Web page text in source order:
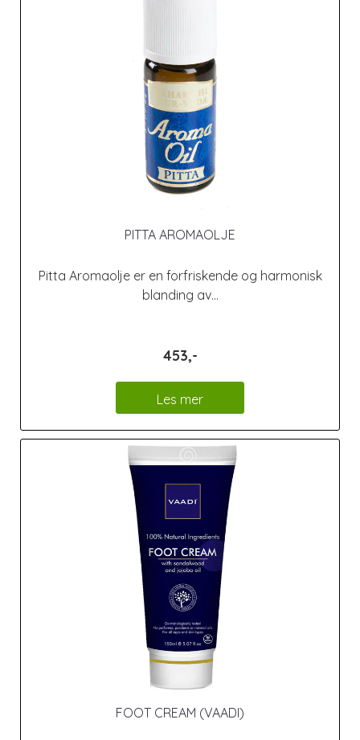
PITTA AROMAOLJE
Pitta Aromaolje er en forfriskende og harmonisk
blanding av...
453,-
Les mer
FOOT CREAM (VAADI)